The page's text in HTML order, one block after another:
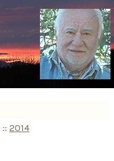
:: 2014